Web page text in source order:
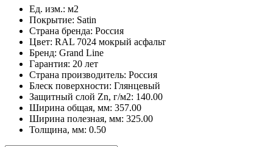
Ед. изм.: м2
Покрытие: Satin
Страна бренда: Россия
Цвет: RAL 7024 мокрый асфальт
Бренд: Grand Line
Гарантия: 20 лет
Страна производитель: Россия
Блеск поверхности: Глянцевый
Защитный слой Zn, г/м2: 140.00
Ширина общая, мм: 357.00
Ширина полезная, мм: 325.00
Толщина, мм: 0.50